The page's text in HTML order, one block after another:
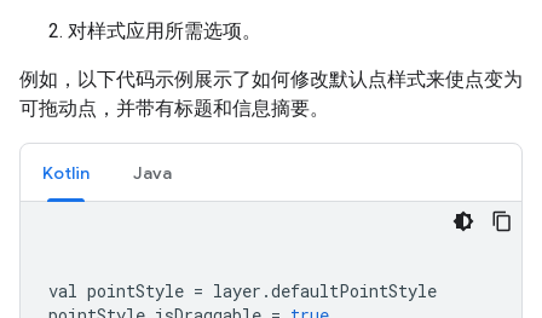
对样式应用所需选项。
例如，以下代码示例展示了如何修改默认点样式来使点变为
可拖动点，并带有标题和信息摘要。
Kotlin Java
val pointStyle = layer .defaultPointStyle